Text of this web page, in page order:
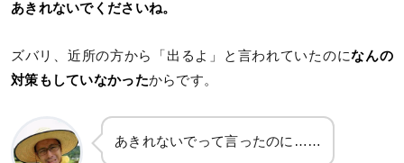
あきれないでくださいね。
ズバリ、近所の方から「出るよ」と言われていたのになんの
対策もしていなかったからです。
あきれないでって言ったのに……